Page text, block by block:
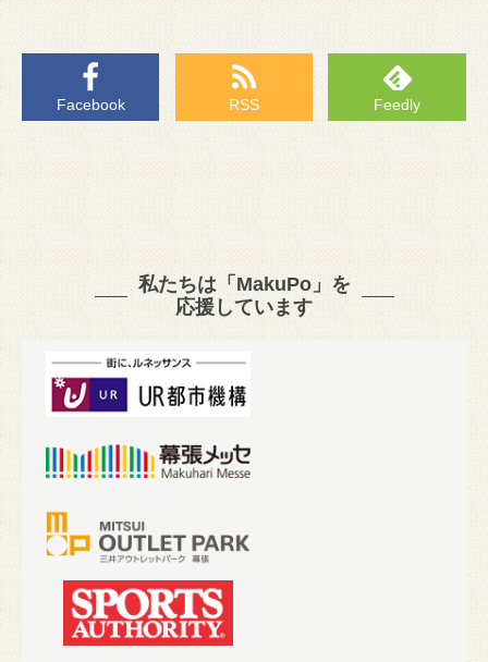
Facebook RSS Feedly
私たちは「MakuPo」を
応援しています